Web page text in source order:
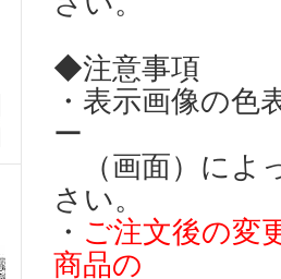
◆注意事項
・表示画像の
ー
（画面）によ
さい。
・ ご注文後の変
商品の